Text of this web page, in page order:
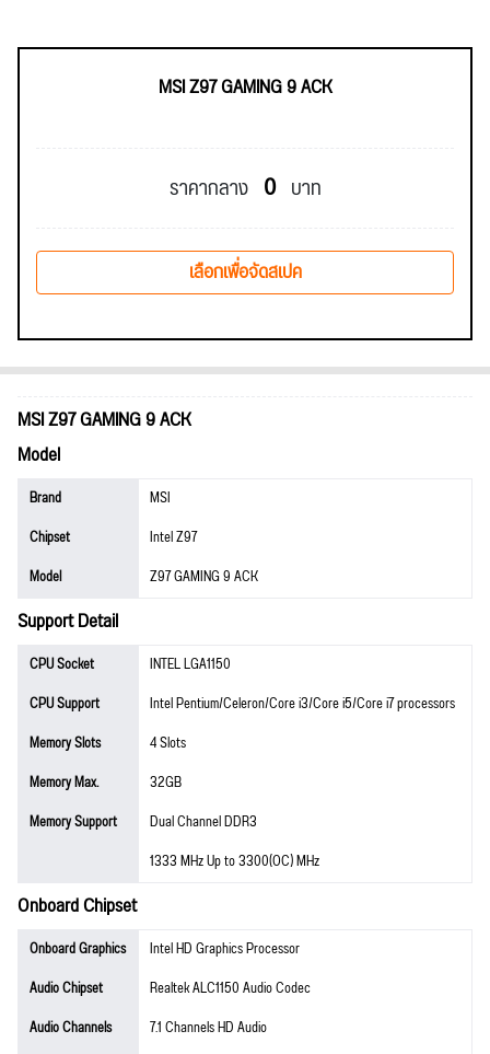
MSI Z97 GAMING 9 ACK
ราคากลาง 0 บาท
เลือกเพื่อจัดสเปค
MSI Z97 GAMING 9 ACK
Model
Brand
MSI
Chipset
Intel Z97
Model
Z97 GAMING 9 ACK
Support Detail
CPU Socket
INTEL LGA1150
CPU Support
Intel Pentium/Celeron/Core i3/Core i5/Core i7 processors
Memory Slots
4 Slots
Memory Max.
32GB
Memory Support
Dual Channel DDR3
1333 MHz Up to 3300(OC) MHz
Onboard Chipset
Onboard Graphics
Intel HD Graphics Processor
Audio Chipset
Realtek ALC1150 Audio Codec
Audio Channels
7.1 Channels HD Audio